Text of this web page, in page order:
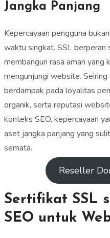
Jangka Panjang
Kepercayaan pengguna
waktu singkat. SSL berperan
membangun rasa aman
mengunjungi website.
berdampak pada loyalitas
organik, serta reputasi
konteks SEO, kepercayaan
aset jangka panjang yang
semata.
Reseller
Sertifikat SSL
SEO untuk